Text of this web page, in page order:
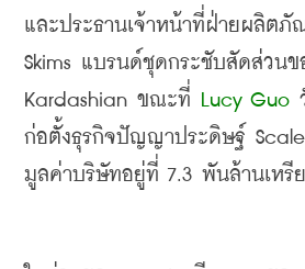
และประธานเจ้าหน้าที่ฝ่ายผลิตภั
Skims แบรนด์ชุดกระชับสัดส่วนข
Kardashian ขณะที่ Lucy Guo
ก่อตั้งธุรกิจปัญญาประดิษฐ์
มูลค่าบริษัทอยู่ที่ 7.3 พันล้านเหรี